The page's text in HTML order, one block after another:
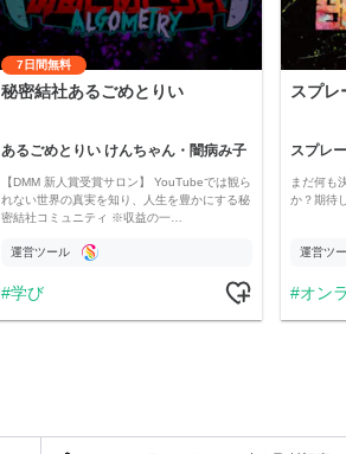
7日間無料
秘密結社あるごめとりい
あるごめとりい けんちゃん・闇病み子
【DMM 新人賞受賞サロン】 YouTubeでは観ら
れない世界の真実を知り、人生を豊かにする秘
密結社コミュニティ ※収益の一…
運営ツール
学び
スプレ
スプレ
まだ何も
か？期待
運営ツ
オン